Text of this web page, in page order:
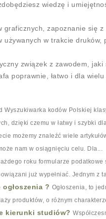
wiedzę i
graficznych, zapoznanie się
używanych w trakcie druków,
związek z zawodem, jaki
poprawnie, łatwo i dla wielu
Wyszukiwarka kodów Polskiej
dzięki czemu w łatwy i szybki
możemy znaleźć wiele
nam w osiągnięciu celu. Dla...
roku formularze
już wypełniać. Jednym z
? Ogłoszenia, to
produktów, o różnym
kierunki studiów?